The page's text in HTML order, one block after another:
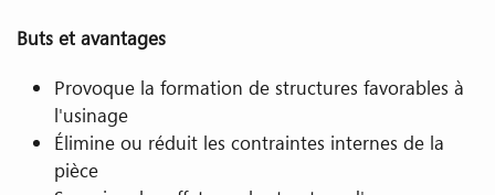
Buts et avantages
Provoque la formation de structures favorables à
l'usinage
Élimine ou réduit les contraintes internes de la
pièce